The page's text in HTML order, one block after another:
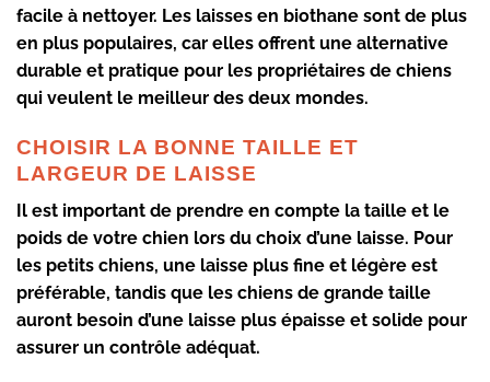
facile à nettoyer. Les laisses en biothane sont de plus
en plus populaires, car elles offrent une alternative
durable et pratique pour les propriétaires de chiens
qui veulent le meilleur des deux mondes.
CHOISIR LA BONNE TAILLE ET
LARGEUR DE LAISSE
Il est important de prendre en compte la taille et le
poids de votre chien lors du choix d’une laisse. Pour
les petits chiens, une laisse plus fine et légère est
préférable, tandis que les chiens de grande taille
auront besoin d’une laisse plus épaisse et solide pour
assurer un contrôle adéquat.